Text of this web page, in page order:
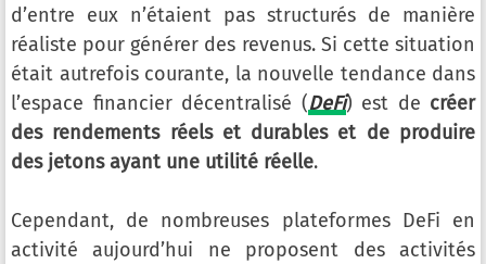
d’entre eux n’étaient pas structurés de manière
réaliste pour générer des revenus. Si cette situation
était autrefois courante, la nouvelle tendance dans
l’espace financier décentralisé (DeFi) est de créer
des rendements réels et durables et de produire
des jetons ayant une utilité réelle.
Cependant, de nombreuses plateformes DeFi en
activité aujourd’hui ne proposent des activités